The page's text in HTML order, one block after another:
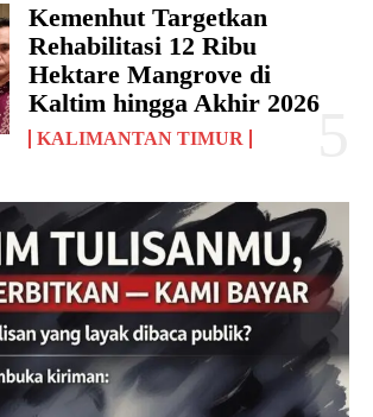
Kemenhut Targetkan
Rehabilitasi 12 Ribu
Hektare Mangrove di
Kaltim hingga Akhir 2026
KALIMANTAN TIMUR